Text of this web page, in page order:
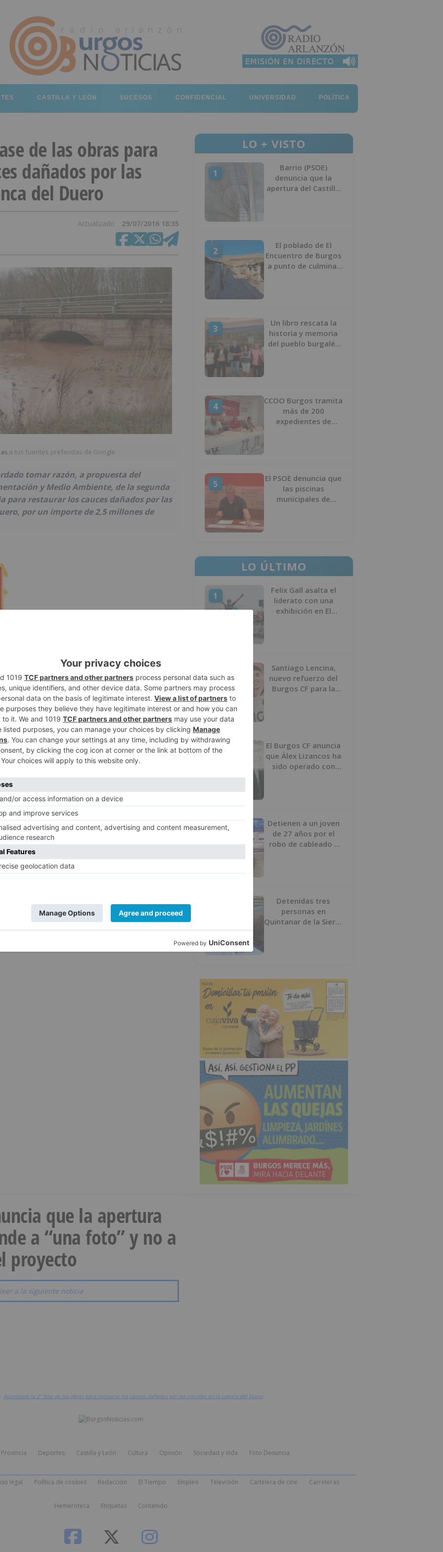
CASTILLA Y LEÓN SUCESOS CONFIDENCIAL UNIVERSIDAD POLÍTICA
de las obras para
dañados por las
del Duero
Actualizado 29/07/2016 18:35
a tus fuentes preferidas de Google
tomar razón, a propuesta del
y Medio Ambiente, de la segunda
para restaurar los cauces dañados por las
por un importe de 2,5 millones de
nuevo episodio de avenidas,
ríos de la cuenca hidrográfica del
en las provincias de Burgos,
que sufrieron las lluvias más intensas
de este mes, consisten en el
cauces, (en todas las provincias), y en la
en la provincia de
la capacidad de desagüe asociada a
de los cauces y reparar y
las avenidas.
una primera fase de obras de
causados en la cuenca del Duero en
mes de febrero.
dañados crecidas
cuenca
LO + VISTO
1
Barrio (PSOE)
denuncia que la
apertura del Castillo
2
El poblado de El
Encuentro de Burgos
a punto de culminar
3
Un libro rescata la
historia y memoria
del pueblo burgalés
4
CCOO Burgos tramita
más de 200
expedientes de
5
El PSOE denuncia que
las piscinas
municipales de
LO ÚLTIMO
1
Felix Gall asalta el
liderato con una
exhibición en El
2
Santiago Lencina,
nuevo refuerzo del
Burgos CF para la
3
El Burgos CF anuncia
que Álex Lizancos ha
sido operado con
4
Detienen a un joven
de 27 años por el
robo de cableado y
Detenidas tres
personas en
Quintanar de la Sierra
que la apertura
a “una foto” y no a
proyecto
a la siguiente noticia
Autorizada la 2ª fase de las obras para restaurar los cauces dañados por las crecidas en la cuenca del Duero
Provincia Deportes Castilla y León Cultura Opinión Sociedad y Vida Foto Denuncia
legal Política de cookies Redacción El Tiempo Empleo Televisión Cartelera de cine Carreteras
Hemeroteca Etiquetas Contenido